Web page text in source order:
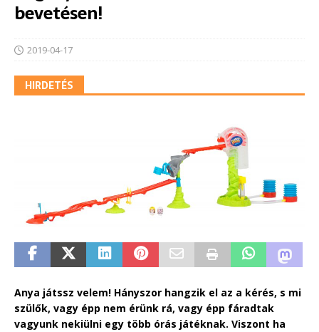
bevetésen!
2019-04-17
HIRDETÉS
Anya játssz velem! Hányszor hangzik el az a kérés, s mi
szülők, vagy épp nem érünk rá, vagy épp fáradtak
vagyunk nekiülni egy több órás játéknak. Viszont ha